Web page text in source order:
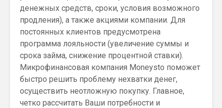
денежных средств, сроки, условия возможного
продления), а также акциями компании. Для
постоянных клиентов предусмотрена
программа лояльности (увеличение суммы и
срока займа, снижение процентной ставки).
Микрофинансовая компания Moneysto поможет
быстро решить проблему нехватки денег,
осуществить неотложную покупку. Главное,
четко рассчитать Ваши потребности и